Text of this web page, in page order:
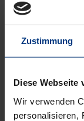
Zustimmung
Diese Webseite
Wir verwenden
personalisieren,
Beschreibung
In einer
widmete sich
Cristóbal de
Vertonung von